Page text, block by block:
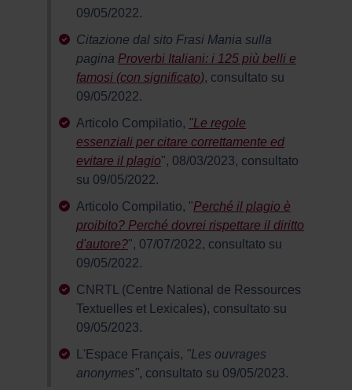
09/05/2022.
Citazione dal sito Frasi Mania sulla
pagina Proverbi Italiani: i 125 più belli e
famosi (con significato), consultato su
09/05/2022.
Articolo Compilatio, "Le regole
essenziali per citare correttamente ed
evitare il plagio", 08/03/2023, consultato
su 09/05/2022.
Articolo Compilatio, "Perché il plagio è
proibito? Perché dovrei rispettare il diritto
d'autore?", 07/07/2022, consultato su
09/05/2022.
CNRTL (Centre National de Ressources
Textuelles et Lexicales), consultato su
09/05/2023.
L'Espace Français, "Les ouvrages
anonymes", consultato su 09/05/2023.